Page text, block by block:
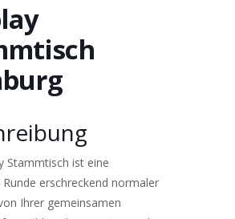
Stammtisch ist eine
erschreckend normaler
Ihrer gemeinsamen